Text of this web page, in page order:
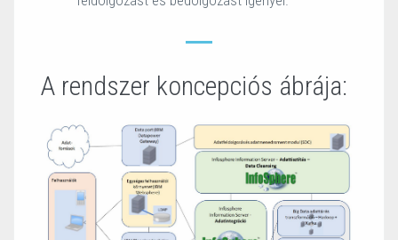
A rendszer koncepciós ábrája: